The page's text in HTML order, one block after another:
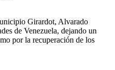
Girardot, Alvarado
de Venezuela, dejando un
por la recuperación de los